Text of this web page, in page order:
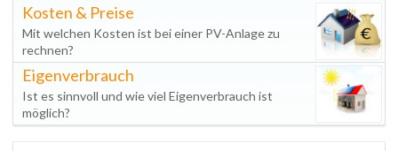
Kosten & Preise
Mit welchen Kosten ist bei einer PV-Anlage zu
rechnen?
Eigenverbrauch
Ist es sinnvoll und wie viel Eigenverbrauch ist
möglich?